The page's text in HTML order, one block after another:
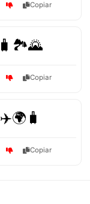
Copiar
🧳🏞️🌄
Copiar
✈️🌍🧳
Copiar